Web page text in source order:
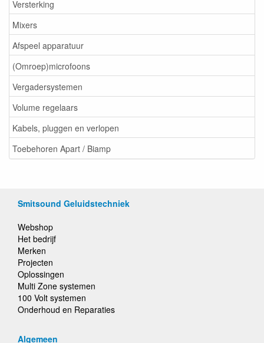
Versterking
Mixers
Afspeel apparatuur
(Omroep)microfoons
Vergadersystemen
Volume regelaars
Kabels, pluggen en verlopen
Toebehoren Apart / Biamp
Smitsound Geluidstechniek
Webshop
Het bedrijf
Merken
Projecten
Oplossingen
Multi Zone systemen
100 Volt systemen
Onderhoud en Reparaties
Algemeen